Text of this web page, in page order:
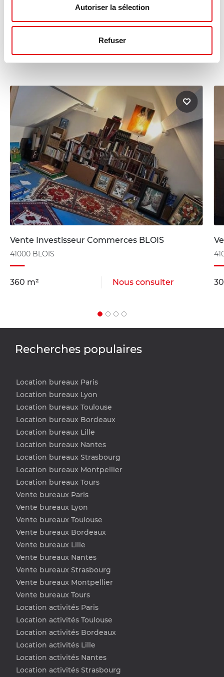
Autoriser la sélection
Refuser
Ces annonces pourraient vous
intéresser :
Vente Investisseur Commerces BLOIS
41000 BLOIS
360 m² Nous consulter
Recherches populaires
Location bureaux Paris
Location bureaux Lyon
Location bureaux Toulouse
Location bureaux Bordeaux
Location bureaux Lille
Location bureaux Nantes
Location bureaux Strasbourg
Location bureaux Montpellier
Location bureaux Tours
Vente bureaux Paris
Vente bureaux Lyon
Vente bureaux Toulouse
Vente bureaux Bordeaux
Vente bureaux Lille
Vente bureaux Nantes
Vente bureaux Strasbourg
Vente bureaux Montpellier
Vente bureaux Tours
Location activités Paris
Location activités Toulouse
Location activités Bordeaux
Location activités Lille
Location activités Nantes
Location activités Strasbourg